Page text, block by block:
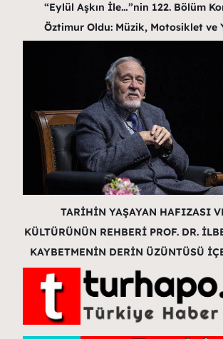
“Eylül Aşkın İle…”nin 122. Bölüm
Öztimur Oldu: Müzik, Motosiklet ve
TARİHİN YAŞAYAN HAFIZASI
KÜLTÜRÜNÜN REHBERİ PROF. DR.
KAYBETMENİN DERİN ÜZÜNTÜSÜ